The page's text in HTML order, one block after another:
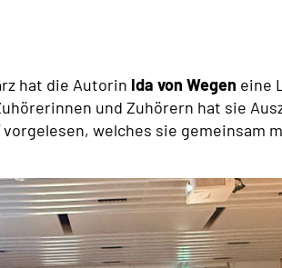
hat die Autorin Ida von Wegen eine
und Zuhörern hat sie
vorgelesen, welches sie gemeinsam